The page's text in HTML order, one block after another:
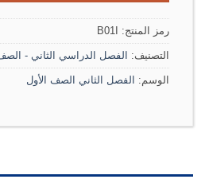
رمز المنتج: B01I
التصنيف: الفصل الدراسي الثاني -
الوسم: الفصل الثاني الصف الأول